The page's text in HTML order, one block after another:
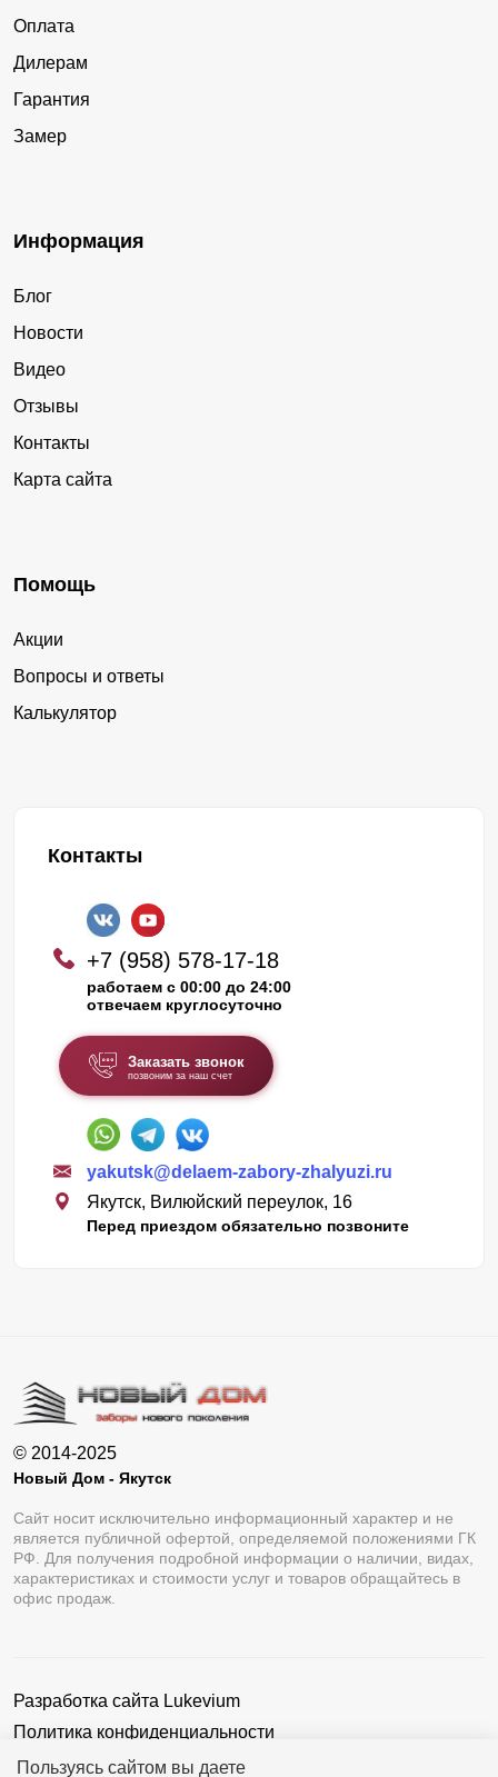
Пользуясь сайтом вы даете
Оплата
Дилерам
Гарантия
Замер
Информация
Блог
Новости
Видео
Отзывы
Контакты
Карта сайта
Помощь
Акции
Вопросы и ответы
Калькулятор
Контакты
+7 (958) 578-17-18
работаем с 00:00 до 24:00
отвечаем круглосуточно
Заказать звонок
позвоним за наш счет
yakutsk@delaem-zabory-zhalyuzi.ru
Якутск, Вилюйский переулок, 16
Перед приездом обязательно позвоните
© 2014-2025
Новый Дом - Якутск
Сайт носит исключительно информационный характер и не
является публичной офертой, определяемой положениями ГК
РФ. Для получения подробной информации о наличии, видах,
характеристиках и стоимости услуг и товаров обращайтесь в
офис продаж.
Разработка сайта Lukevium
Политика конфиденциальности
Пользовательское соглашение